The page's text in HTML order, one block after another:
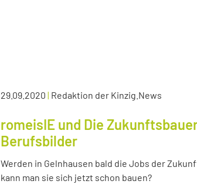
29.09.2020 | Redaktion der Kinzig.News
romeisIE und Die
Berufsbilder
Werden in Gelnhausen bald die Jobs der
kann man sie sich jetzt schon bauen?